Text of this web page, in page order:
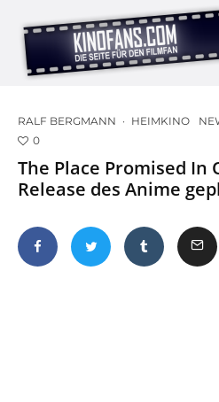
RALF BERGMANN · HEIMKINO
0
The Place Promised In
Release des Anime